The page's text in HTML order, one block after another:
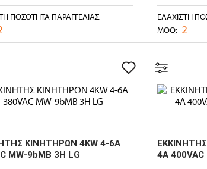
ΠΟΣΌΤΗΤΑ ΠΑΡΑΓΓΕΛΊΑΣ
ΕΛΆΧΙΣΤΗ
MOQ: 2
ΚΙΝΗΤΗΡΩΝ 4KW 4-6A
MW-9bMB 3H LG
4A 400VAC